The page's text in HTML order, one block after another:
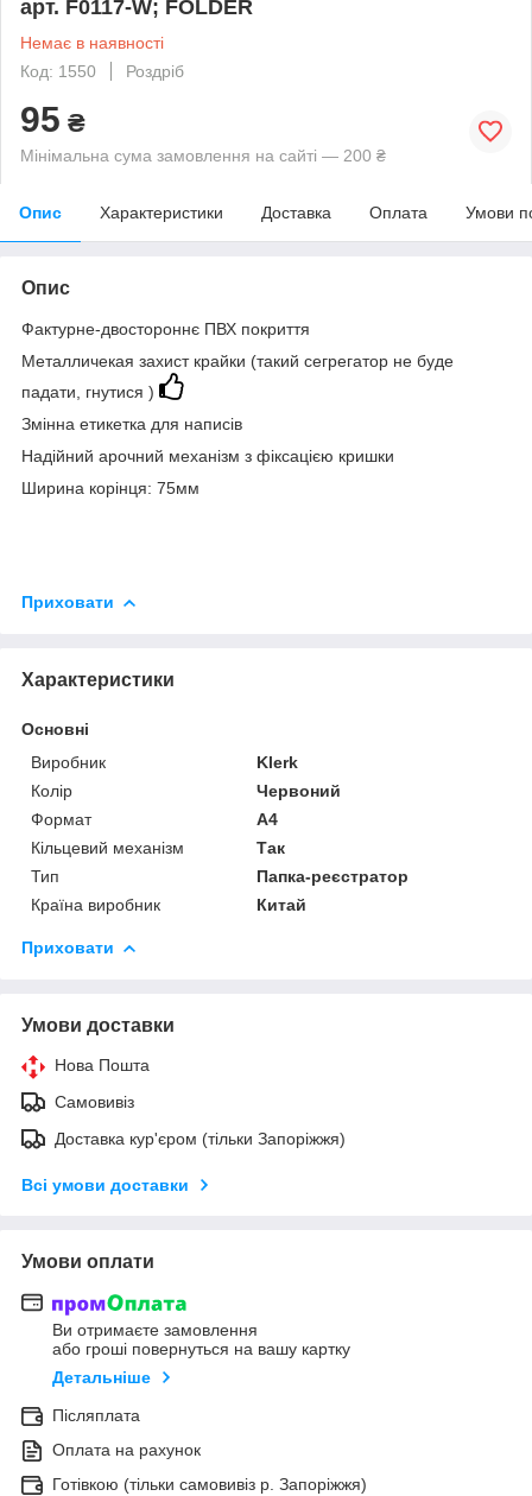
арт. F0117-W; FOLDER
Немає в наявності
Код: 1550
Роздріб
95 ₴
Мінімальна сума замовлення на сайті — 200 ₴
Опис Характеристики Доставка Оплата Умови
Опис
Фактурне-двостороннє ПВХ покриття
Металличекая захист крайки (такий сегрегатор не буде
падати, гнутися )
Змінна етикетка для написів
Надійний арочний механізм з фіксацією кришки
Ширина корінця: 75мм
Приховати
Характеристики
Основні
Виробник
Klerk
Колір
Червоний
Формат
A4
Кільцевий механізм
Так
Тип
Папка-реєстратор
Країна виробник
Китай
Приховати
Умови доставки
Нова Пошта
Самовивіз
Доставка кур'єром (тільки Запоріжжя)
Всі умови доставки
Умови оплати
Ви отримаєте замовлення
або гроші повернуться на вашу картку
Детальніше
Післяплата
Оплата на рахунок
Готівкою (тільки самовивіз р. Запоріжжя)